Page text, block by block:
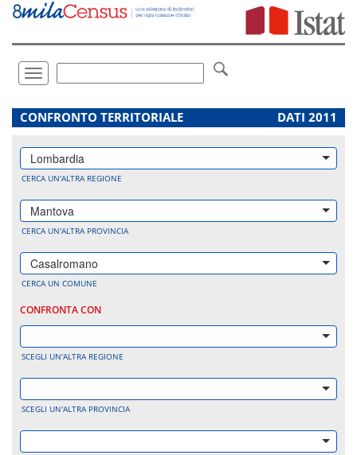
Vai
direttamente
Toggle
navigation
.
CONFRONTO TERRITORIALE DATI 2011
Lombardia
CERCA UN'ALTRA REGIONE
Mantova
CERCA UN'ALTRA PROVINCIA
Casalromano
CERCA UN COMUNE
CONFRONTA CON
SCEGLI UN'ALTRA REGIONE
SCEGLI UN'ALTRA PROVINCIA